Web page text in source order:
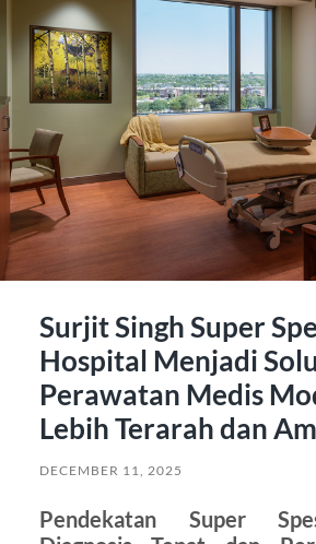
Surjit Singh Super
Hospital Menjadi
Perawatan Medis
Lebih Terarah dan
DECEMBER 11, 2025
Pendekatan Super